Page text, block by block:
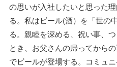
の思いが入社したいと思った
る。私はビール(酒）を「世の
る。親睦を深める、祝い事、
とき、お父さんの帰ってから
でビールが登場する。コミュ